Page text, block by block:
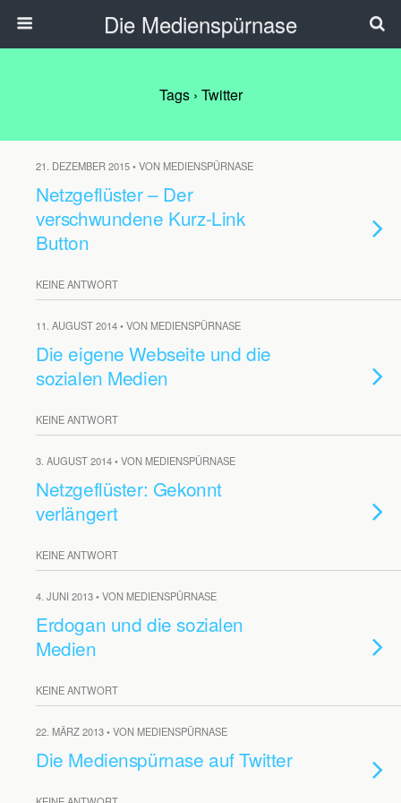
Die Medienspürnase
Tags › Twitter
21. DEZEMBER 2015 • VON MEDIENSPÜRNASE
Netzgeflüster – Der
verschwundene Kurz-Link
Button
KEINE ANTWORT
11. AUGUST 2014 • VON MEDIENSPÜRNASE
Die eigene Webseite und die
sozialen Medien
KEINE ANTWORT
3. AUGUST 2014 • VON MEDIENSPÜRNASE
Netzgeflüster: Gekonnt
verlängert
KEINE ANTWORT
4. JUNI 2013 • VON MEDIENSPÜRNASE
Erdogan und die sozialen
Medien
KEINE ANTWORT
22. MÄRZ 2013 • VON MEDIENSPÜRNASE
Die Medienspürnase auf Twitter